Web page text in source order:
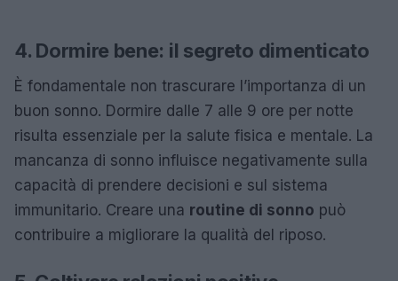
4. Dormire bene: il segreto dimenticato
È fondamentale non trascurare l’importanza di un
buon sonno. Dormire dalle 7 alle 9 ore per notte
risulta essenziale per la salute fisica e mentale. La
mancanza di sonno influisce negativamente sulla
capacità di prendere decisioni e sul sistema
immunitario. Creare una routine di sonno può
contribuire a migliorare la qualità del riposo.